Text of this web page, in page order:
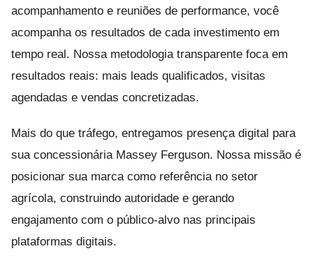
acompanhamento e reuniões de performance, você
acompanha os resultados de cada investimento em
tempo real. Nossa metodologia transparente foca em
resultados reais: mais leads qualificados, visitas
agendadas e vendas concretizadas.
Mais do que tráfego, entregamos presença digital para
sua concessionária Massey Ferguson. Nossa missão é
posicionar sua marca como referência no setor
agrícola, construindo autoridade e gerando
engajamento com o público-alvo nas principais
plataformas digitais.